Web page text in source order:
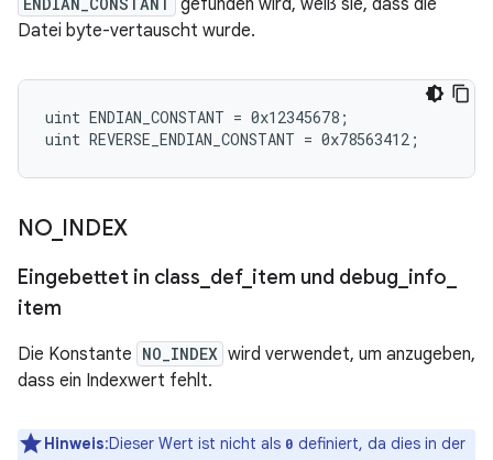
gefunden wird, weiß sie, dass die
Datei byte-vertauscht wurde.
uint ENDIAN_CONSTANT = 0x12345678;
NO_ INDEX
Eingebettet in class def_ item und debug info
item
Die Konstante NO_INDEX wird verwendet, um anzugeben,
dass ein Indexwert fehlt.
Hinweis:Dieser Wert ist nicht als 0 definiert, da dies in der